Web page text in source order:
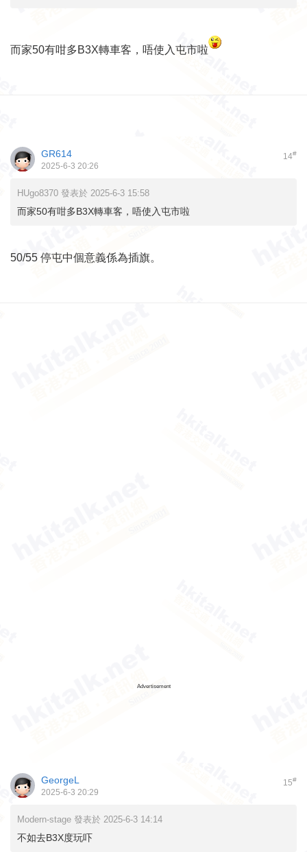
而家50有咁多B3X轉車客，唔使入屯市啦
14#
GR614
2025-6-3 20:26
HUgo8370 發表於 2025-6-3 15:58
而家50有咁多B3X轉車客，唔使入屯市啦
50/55 停屯中個意義係為插旗。
Advertisement
15#
GeorgeL
2025-6-3 20:29
Modern-stage 發表於 2025-6-3 14:14
不如去B3X度玩吓